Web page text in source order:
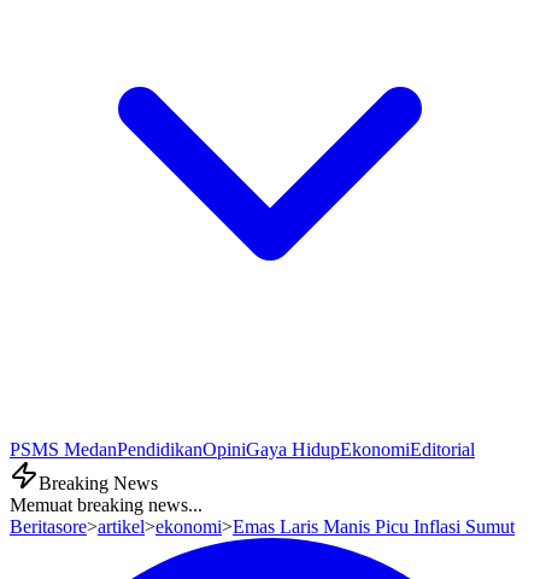
PSMS MedanPendidikanOpiniGaya HidupEkonomiEditorial
Breaking News
Memuat breaking news...
Beritasore>artikel>ekonomi>Emas Laris Manis Picu Inflasi Sumut